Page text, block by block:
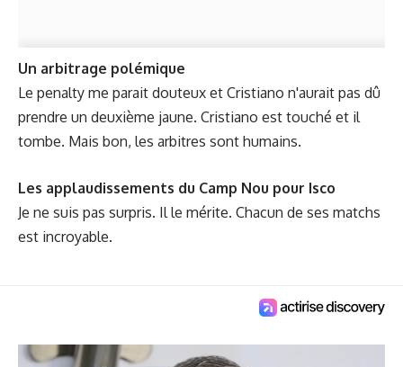
Un arbitrage polémique
Le penalty me parait douteux et Cristiano n'aurait pas dû
prendre un deuxième jaune. Cristiano est touché et il
tombe. Mais bon, les arbitres sont humains.
Les applaudissements du Camp Nou pour Isco
Je ne suis pas surpris. Il le mérite. Chacun de ses matchs
est incroyable.